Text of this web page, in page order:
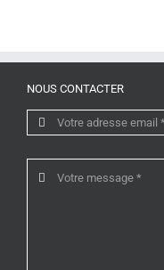
NOUS CONTACTER